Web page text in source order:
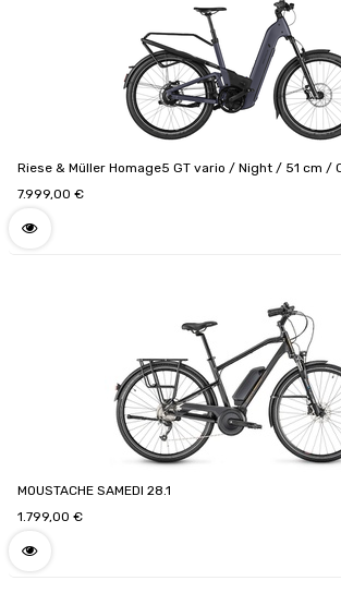
Riese & Müller Homage5 GT vario / Night / 51 cm /
800 Wh / Comfort kit / Option GX / Puce RX Chip / Code de configuration
7.999,00 €
MOUSTACHE SAMEDI 28.1
1.799,00 €